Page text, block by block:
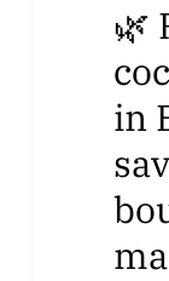
🌿
in